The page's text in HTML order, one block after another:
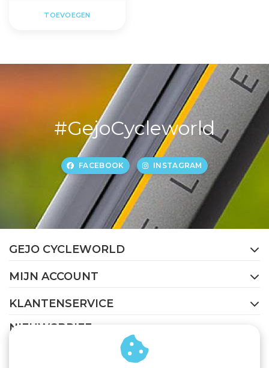
TOEVOEGEN
#GejoCycleworld
FACEBOOK INSTAGRAM
GEJO CYCLEWORLD
MIJN ACCOUNT
KLANTENSERVICE
NIEUWSBRIEF
Abonneer je op onze nieuwsbrief om op de hoogte te